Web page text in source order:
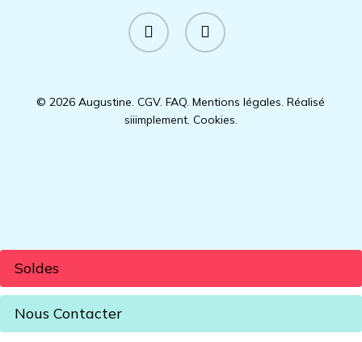
facebook instagram
© 2026 Augustine.CGV.FAQ.Mentions légales.Réalisé
siiimplement. Cookies.
Soldes
Nous Contacter